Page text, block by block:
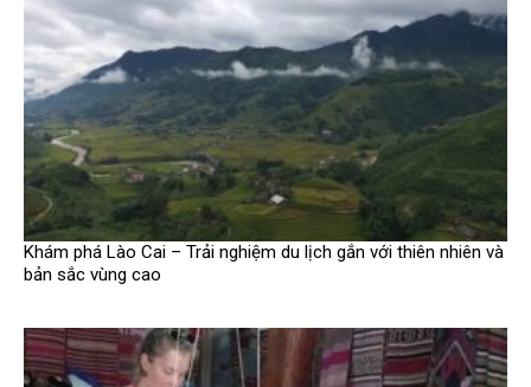
Khám phá Lào Cai – Trải nghiệm du lịch gắn với thiên nhiên và
bản sắc vùng cao